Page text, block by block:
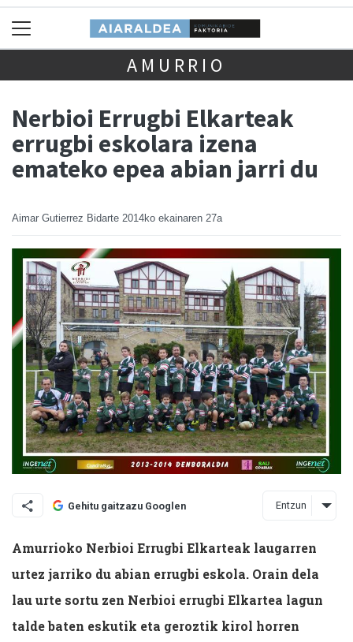
AMURRIO
Nerbioi Errugbi Elkarteak
errugbi eskolara izena
emateko epea abian jarri du
Aimar Gutierrez Bidarte 2014ko ekainaren 27a
Gehitu gaitzazu Googlen Entzun
Amurrioko Nerbioi Errugbi Elkarteak laugarren
urtez jarriko du abian errugbi eskola. Orain dela
lau urte sortu zen Nerbioi errugbi Elkartea lagun
talde baten eskutik eta geroztik kirol horren